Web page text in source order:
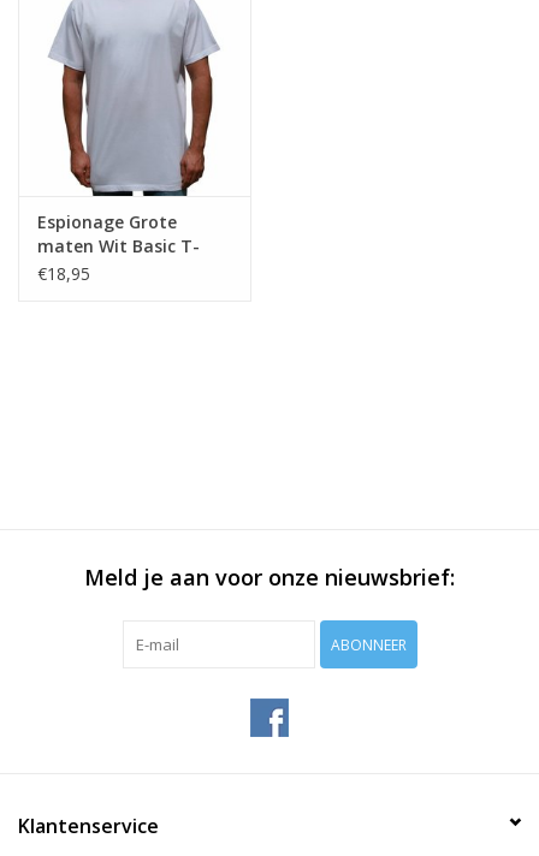
Espionage Grote
maten Wit Basic T-
shirt
€18,95
Meld je aan voor onze nieuwsbrief:
ABONNEER
Klantenservice